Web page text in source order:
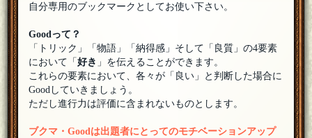
自分専用のブックマークとしてお使い下さい。
Goodって？
「トリック」「物語」「納得感」そして「良質」の4要素
において「好き 」を伝えることができます。
これらの要素において、各々が「良い」と判断した場合に
Goodしていきましょう。
ただし進行力は評価に含まれないものとします。
ブクマ・Goodは出題者にとってのモチベーションアップ